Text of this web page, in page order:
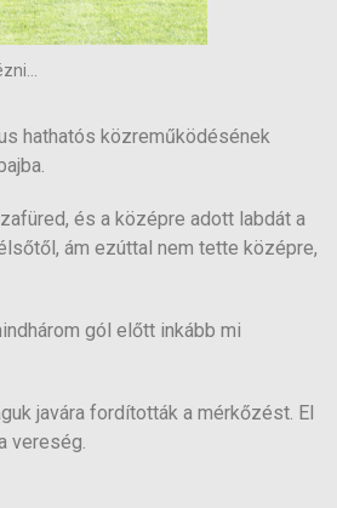
hathatós közreműködésének
és a középre adott labdát a
ám ezúttal nem tette középre,
gól előtt inkább mi
javára fordították a mérkőzést. El
vereség.